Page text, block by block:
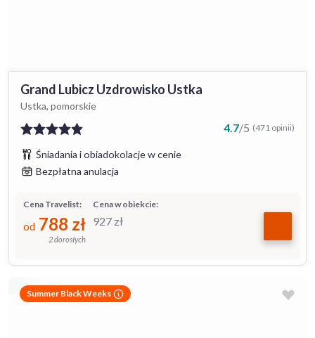
Grand Lubicz Uzdrowisko Ustka
Ustka, pomorskie
4.7/5 (471 opinii)
Śniadania i obiadokolacje w cenie
Bezpłatna anulacja
Cena w obiekcie:
927 zł
Cena Travelist:
od 788 zł
2 dorosłych
Summer Black Weeks